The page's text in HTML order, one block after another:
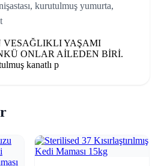
kurutulmuş yumurta,
VESAĞLIKLI YAŞAMI
ONLAR AİLEDEN BİRİ.
kanatlı p